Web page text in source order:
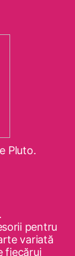
Pluto.
pentru
variată
fiecărui